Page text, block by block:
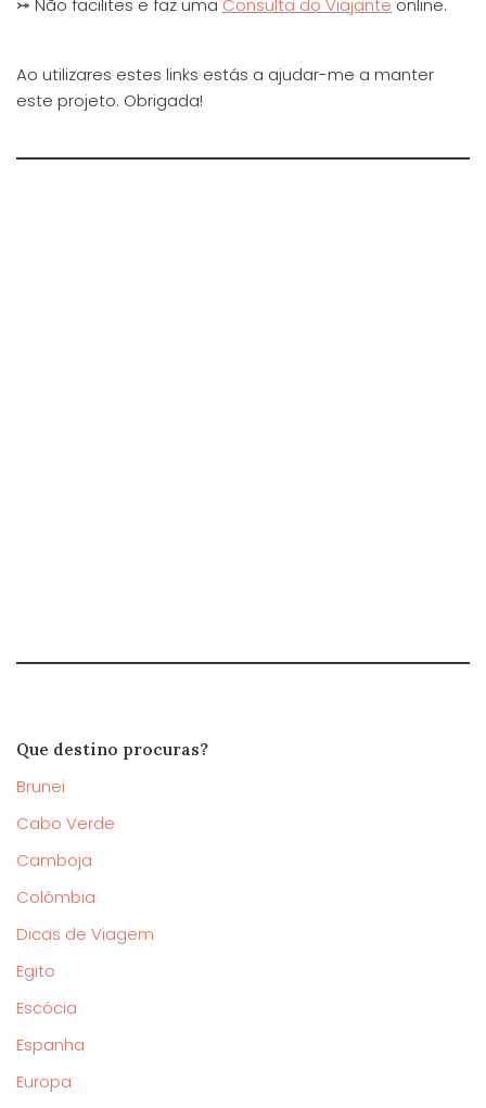
⤖ Não facilites e faz uma Consulta do Viajante online.
Ao utilizares estes links estás a ajudar-me a manter
este projeto. Obrigada!
Que destino procuras?
Brunei
Cabo Verde
Camboja
Colômbia
Dicas de Viagem
Egito
Escócia
Espanha
Europa